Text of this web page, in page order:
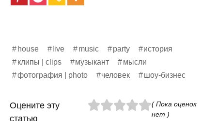
house live music party
история
клипы | clips
музыкант
мысли
фотография | photo
человек шоу-бизнес
Оцените эту
статью
( Пока оценок
нет )